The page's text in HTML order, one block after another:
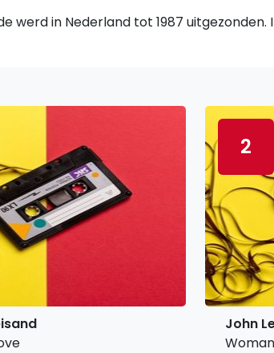
werd in Nederland tot 1987
2
John
Woman